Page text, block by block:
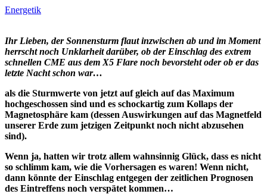
Energetik
Ihr Lieben, der Sonnensturm flaut inzwischen ab und im Moment
herrscht noch Unklarheit darüber, ob der Einschlag des extrem
schnellen CME aus dem X5 Flare noch bevorsteht oder ob er das
letzte Nacht schon war…
als die Sturmwerte von jetzt auf gleich auf das Maximum
hochgeschossen sind und es schockartig zum Kollaps der
Magnetosphäre kam (dessen Auswirkungen auf das Magnetfeld
unserer Erde zum jetzigen Zeitpunkt noch nicht abzusehen
sind).
Wenn ja, hatten wir trotz allem wahnsinnig Glück, dass es nicht
so schlimm kam, wie die Vorhersagen es waren! Wenn nicht,
dann könnte der Einschlag entgegen der zeitlichen Prognosen
des Eintreffens noch verspätet kommen…